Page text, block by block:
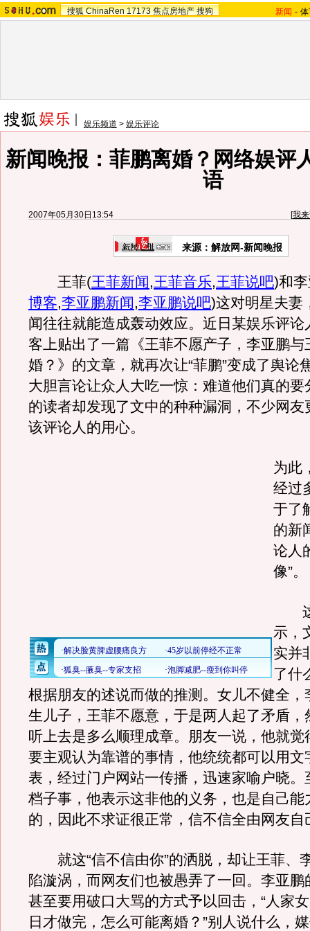
搜狐 ChinaRen 17173 焦点房地产 搜狗 新闻 -
娱乐频道 > 娱乐评论
新闻晚报：菲鹏离婚？网络娱评
语
2007年05月30日13:54 [我
来源：解放网-新闻晚报
王菲(王菲新闻,王菲音乐,王菲说吧)和
博客,李亚鹏新闻,李亚鹏说吧)这对明星夫妻
闻往往就能造成轰动效应。近日某娱乐评论
客上贴出了一篇《王菲不愿产子，李亚鹏与
婚？》的文章，就再次让“菲鹏”变成了舆论
大胆言论让众人大吃一惊：难道他们真的要
的读者却发现了文中的种种漏洞，不少网友
该评论人的用心。
为此
经过
于了
的新
论人
像”。
这
示，
实并
了什
根据朋友的述说而做的推测。女儿不健全，
生儿子，王菲不愿意，于是两人起了矛盾，
听上去是多么顺理成章。朋友一说，他就觉
要主观认为靠谱的事情，他统统都可以用文
表，经过门户网站一传播，迅速家喻户晓。
档子事，他表示这非他的义务，也是自己能
的，因此不求证很正常，信不信全由网友自
就这“信不信由你”的洒脱，却让王菲、
陷漩涡，而网友们也被愚弄了一回。李亚鹏
甚至要用破口大骂的方式予以回击，“人家
日才做完，怎么可能离婚？”别人说什么，